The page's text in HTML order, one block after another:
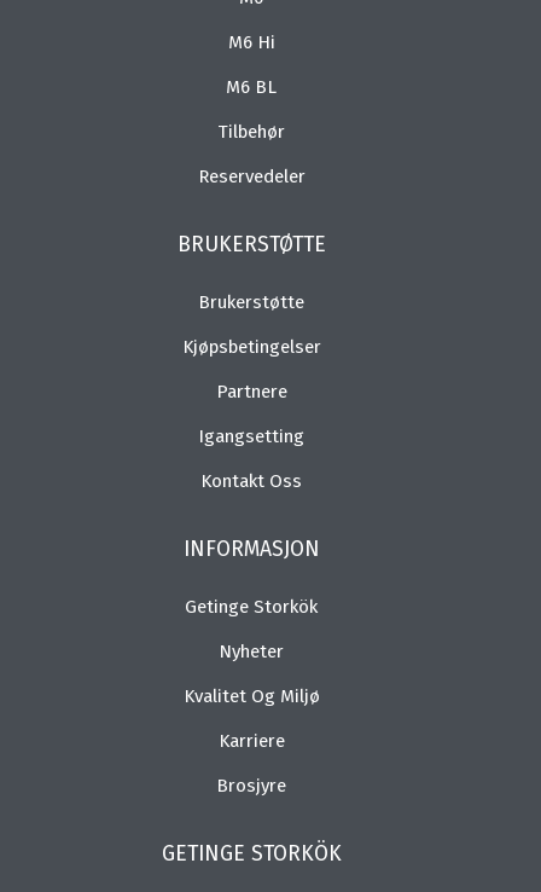
M6 Hi
M6 BL
Tilbehør
Reservedeler
BRUKERSTØTTE
Brukerstøtte
Kjøpsbetingelser
Partnere
Igangsetting
Kontakt Oss
INFORMASJON
Getinge Storkök
Nyheter
Kvalitet Og Miljø
Karriere
Brosjyre
GETINGE STORKÖK